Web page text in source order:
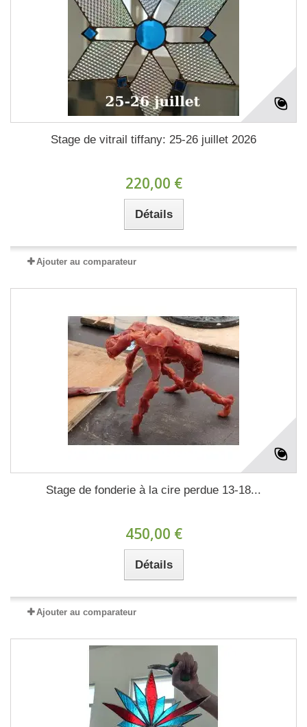
Stage de vitrail tiffany: 25-26 juillet 2026
220,00 €
Détails
Ajouter au comparateur
Stage de fonderie à la cire perdue 13-18...
450,00 €
Détails
Ajouter au comparateur